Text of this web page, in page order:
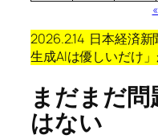
2026.2.14 日本経済新
生成AIは優しいだけ」
まだまだ
はない